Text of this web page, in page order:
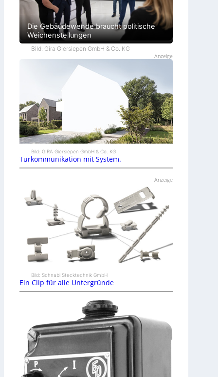
Die Gebäudewende braucht politische
Weichenstellungen
Bild: Gira Giersiepen GmbH & Co. KG
Anzeige
Bild: GIRA Giersiepen GmbH & Co. KG
Türkommunikation mit System.
Anzeige
Bild: Schnabl Stecktechnik GmbH
Ein Clip für alle Untergründe